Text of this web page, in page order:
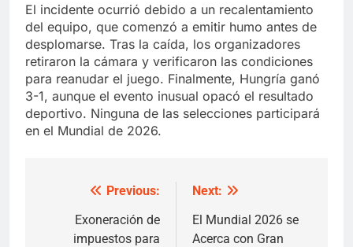
El incidente ocurrió debido a un recalentamiento
del equipo, que comenzó a emitir humo antes de
desplomarse. Tras la caída, los organizadores
retiraron la cámara y verificaron las condiciones
para reanudar el juego. Finalmente, Hungría ganó
3-1, aunque el evento inusual opacó el resultado
deportivo. Ninguna de las selecciones participará
en el Mundial de 2026.
navigation
Previous:
Exoneración de
impuestos para
Next:
El Mundial 2026 se
Acerca con Gran